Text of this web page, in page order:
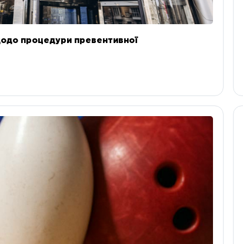
процедури превентивної